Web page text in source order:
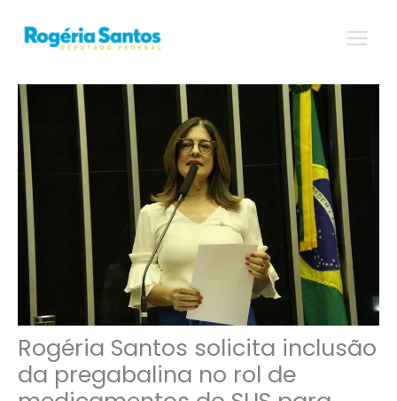
para
Rogéria Santos solicita inclusão
da pregabalina no rol de